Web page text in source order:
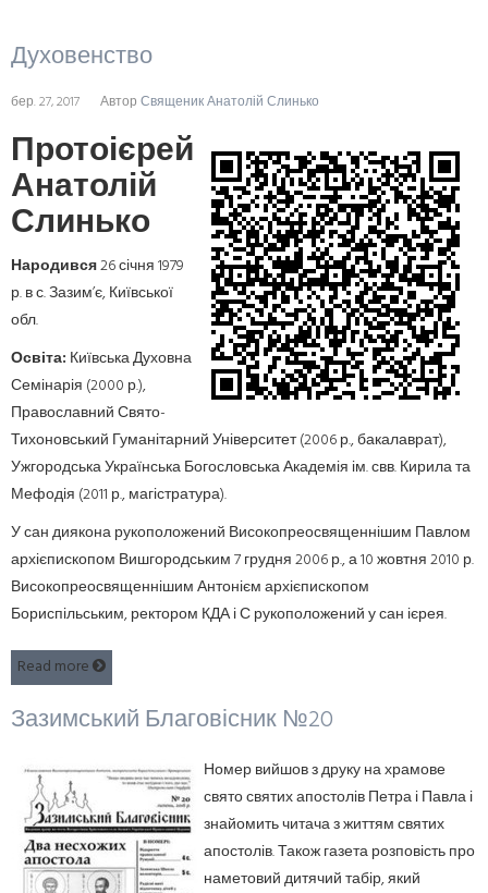
Духовенство
бер. 27, 2017 Автор Священик Анатолій Слинько
Протоієрей
Анатолій
Слинько
Народився26 січня 1979
р. в с. Зазим’є, Київської
обл.
Освіта: Київська Духовна
Семінарія (2000 р.),
Православний Свято-
Тихоновський Гуманітарний Університет (2006 р., бакалаврат),
Ужгородська Українська Богословська Академія ім. свв. Кирила та
Мефодія (2011 р., магістратура).
У сан диякона рукоположений Високопреосвященнішим Павлом
архієпископом Вишгородським 7 грудня 2006 р., а 10 жовтня 2010 р.
Високопреосвященнішим Антонієм архієпископом
Бориспільським, ректором КДА і С рукоположений у сан ієрея.
Read more
Зазимський Благовісник №20
Номер вийшов з друку на храмове
свято святих апостолів Петра і Павла і
знайомить читача з життям святих
апостолів. Також газета розповість про
наметовий дитячий табір, який